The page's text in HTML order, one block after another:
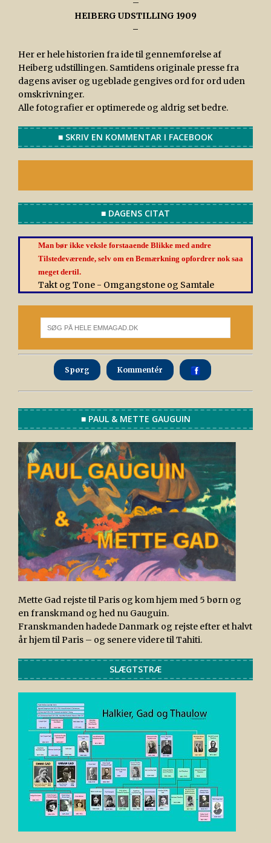
–
HEIBERG UDSTILLING 1909
–
Her er hele historien fra ide til gennemførelse af
Heiberg udstillingen. Samtidens originale presse fra
dagens aviser og ugeblade gengives ord for ord uden
omskrivninger.
Alle fotografier er optimerede og aldrig set bedre.
■ SKRIV EN KOMMENTAR I FACEBOOK
■ DAGENS CITAT
Man bør ikke veksle forstaaende Blikke med andre
Tilstedeværende, selv om en Bemærkning opfordrer nok saa
meget dertil.
Takt og Tone - Omgangstone og Samtale
Spørg Kommentér
■ PAUL & METTE GAUGUIN
Mette Gad rejste til Paris og kom hjem med 5 børn og
en franskmand og hed nu Gauguin.
Franskmanden hadede Danmark og rejste efter et halvt
år hjem til Paris – og senere videre til Tahiti.
SLÆGTSTRÆ